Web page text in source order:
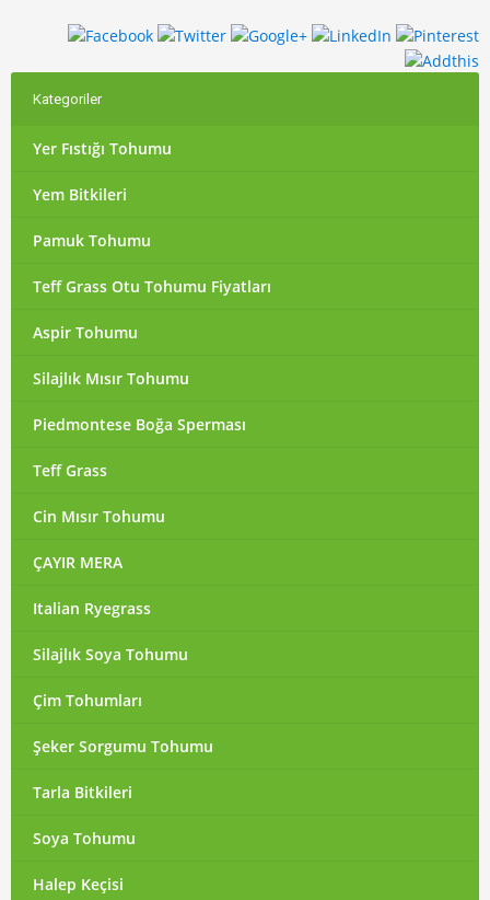
Kategoriler
Yer Fıstığı Tohumu
Yem Bitkileri
Pamuk Tohumu
Teff Grass Otu Tohumu Fiyatları
Aspir Tohumu
Silajlık Mısır Tohumu
Piedmontese Boğa Sperması
Teff Grass
Cin Mısır Tohumu
ÇAYIR MERA
Italian Ryegrass
Silajlık Soya Tohumu
Çim Tohumları
Şeker Sorgumu Tohumu
Tarla Bitkileri
Soya Tohumu
Halep Keçisi